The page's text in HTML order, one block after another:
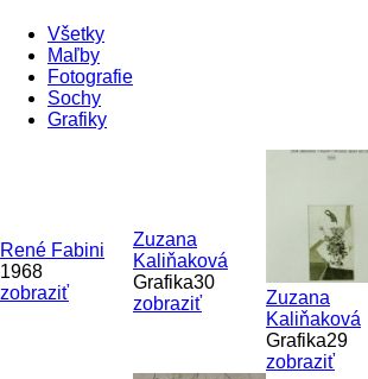
Všetky
Maľby
Fotografie
Sochy
Grafiky
René Fabini
1968
zobraziť
Zuzana
Kaliňaková
Grafika30
zobraziť
Zuzana
Kaliňaková
Grafika29
zobraziť